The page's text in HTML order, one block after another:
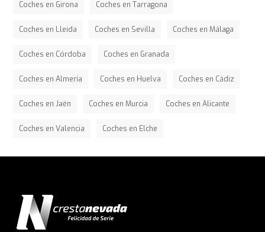
Coches en Girona Coches en Tarragona
Coches en Lleida Coches en Sevilla Coches en Málaga
Coches en Córdoba Coches en Granada
Coches en Almería Coches en Huelva Coches en Cádiz
Coches en Jaén Coches en Murcia Coches en Alicante
Coches en Valencia Coches en Elche